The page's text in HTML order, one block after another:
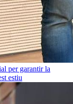
per garantir la
estiu